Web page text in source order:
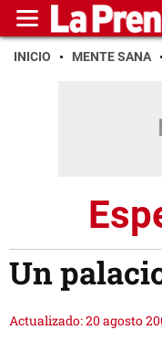
INICIO MENTE SANA
Un
Actualizado: 20 agosto